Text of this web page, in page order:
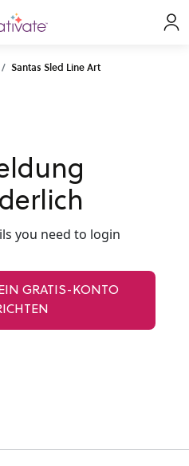
Santas Sled Line Art
you need to login
GRATIS-KONTO